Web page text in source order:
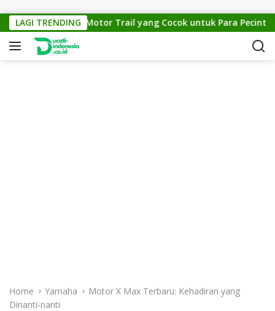
LAGI TRENDING
KTM Cross 150: Motor Trail yang Cocok untuk Para Pecinta
Home Yamaha
Motor X Max Terbaru: Kehadiran yang
Dinanti-nanti